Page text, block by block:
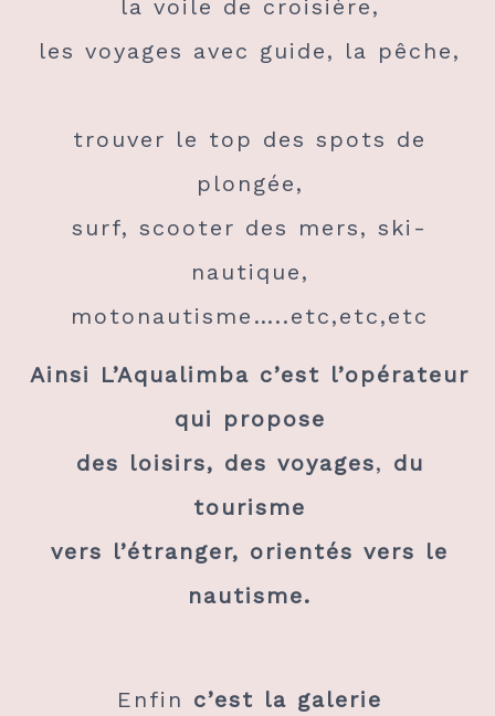
la voile de croisière,
les voyages avec guide, la pêche,
trouver le top des spots de
plongée,
surf, scooter des mers, ski-
nautique,
motonautisme…..etc,etc,etc
Ainsi L’Aqualimba c’est l’opérateur
qui propose
des loisirs, des voyages, du
tourisme
vers l’étranger, orientés vers le
nautisme.
Enfin c’est la galerie